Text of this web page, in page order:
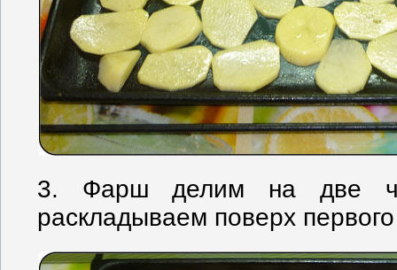
3. Фарш делим на две
раскладываем поверх